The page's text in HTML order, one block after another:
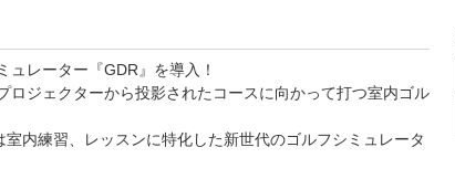
ュレーター『GDR』を導入！
ロジェクターから投影されたコースに向かって打つ室内ゴル
室内練習、レッスンに特化した新世代のゴルフシミュレータ